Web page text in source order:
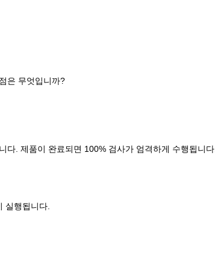
은 무엇입니까?
. 제품이 완료되면 100% 검사가 엄격하게 수행됩니다.
실행됩니다.